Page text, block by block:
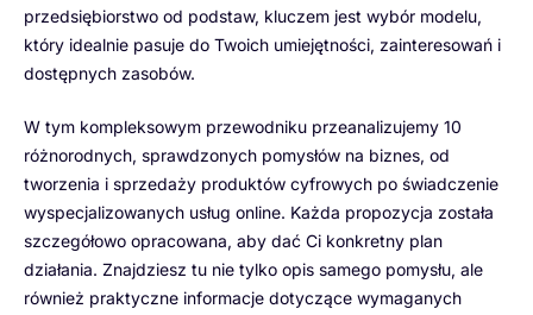
przedsiębiorstwo od podstaw, kluczem jest wybór modelu,
który idealnie pasuje do Twoich umiejętności, zainteresowań i
dostępnych zasobów.
W tym kompleksowym przewodniku przeanalizujemy 10
różnorodnych, sprawdzonych pomysłów na biznes, od
tworzenia i sprzedaży produktów cyfrowych po świadczenie
wyspecjalizowanych usług online. Każda propozycja została
szczegółowo opracowana, aby dać Ci konkretny plan
działania. Znajdziesz tu nie tylko opis samego pomysłu, ale
również praktyczne informacje dotyczące wymaganych